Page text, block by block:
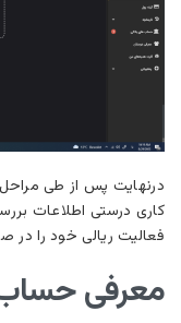
درنهایت پس از طی
کاری درستی اطلاعات
فعالیت ریالی خود را در
معرفی